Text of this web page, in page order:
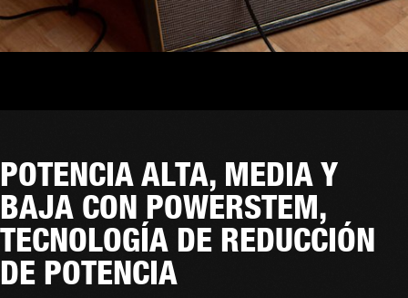
POTENCIA ALTA, MEDIA Y
BAJA CON POWERSTEM,
TECNOLOGÍA DE REDUCCIÓN
DE POTENCIA